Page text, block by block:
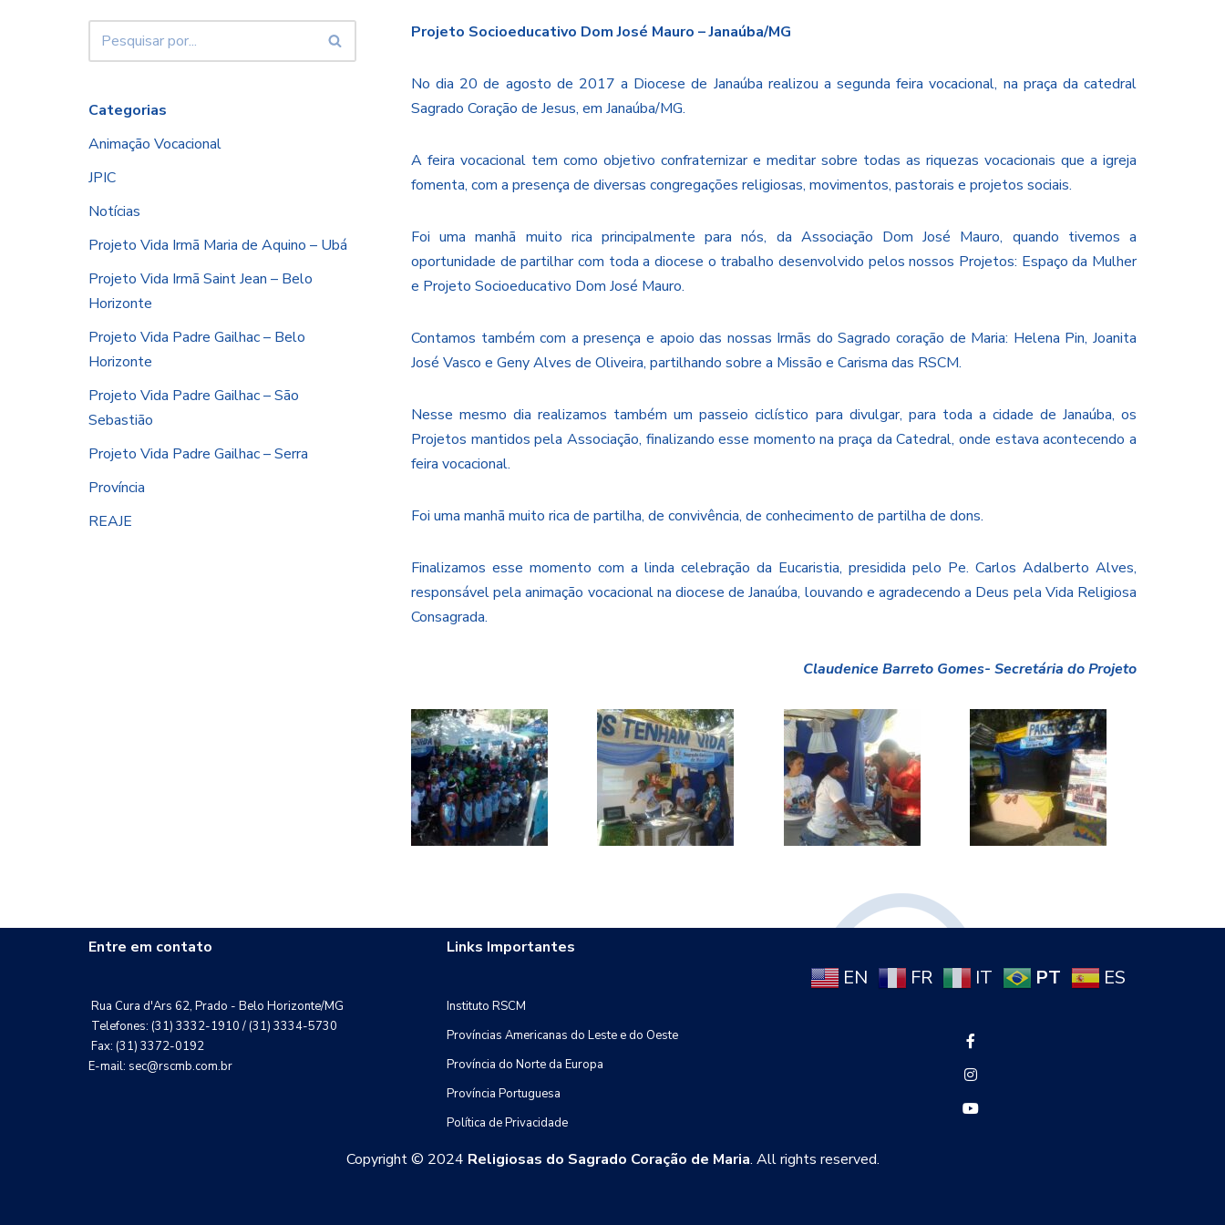
Categorias
Animação Vocacional
JPIC
Notícias
Projeto Vida Irmã Maria de Aquino – Ubá
Projeto Vida Irmã Saint Jean – Belo
Horizonte
Projeto Vida Padre Gailhac – Belo
Horizonte
Projeto Vida Padre Gailhac – São
Sebastião
Projeto Vida Padre Gailhac – Serra
Província
REAJE
Projeto Socioeducativo Dom José Mauro – Janaúba/MG
No dia 20 de agosto de 2017 a Diocese de Janaúba realizou a segunda feira vocacional, na praça da catedral
Sagrado Coração de Jesus, em Janaúba/MG.
A feira vocacional tem como objetivo confraternizar e meditar sobre todas as riquezas vocacionais que a igreja
fomenta, com a presença de diversas congregações religiosas, movimentos, pastorais e projetos sociais.
Foi uma manhã muito rica principalmente para nós, da Associação Dom José Mauro, quando tivemos a
oportunidade de partilhar com toda a diocese o trabalho desenvolvido pelos nossos Projetos: Espaço da Mulher
e Projeto Socioeducativo Dom José Mauro.
Contamos também com a presença e apoio das nossas Irmãs do Sagrado coração de Maria: Helena Pin, Joanita
José Vasco e Geny Alves de Oliveira, partilhando sobre a Missão e Carisma das RSCM.
Nesse mesmo dia realizamos também um passeio ciclístico para divulgar, para toda a cidade de Janaúba, os
Projetos mantidos pela Associação, finalizando esse momento na praça da Catedral, onde estava acontecendo a
feira vocacional.
Foi uma manhã muito rica de partilha, de convivência, de conhecimento de partilha de dons.
Finalizamos esse momento com a linda celebração da Eucaristia, presidida pelo Pe. Carlos Adalberto Alves,
responsável pela animação vocacional na diocese de Janaúba, louvando e agradecendo a Deus pela Vida Religiosa
Consagrada.
Claudenice Barreto Gomes- Secretária do Projeto
Entre em contato
Rua Cura d'Ars 62, Prado - Belo Horizonte/MG
Telefones: (31) 3332-1910 / (31) 3334-5730
Fax: (31) 3372-0192
E-mail: sec@rscmb.com.br
Links Importantes
Instituto RSCM
Províncias Americanas do Leste e do Oeste
Província do Norte da Europa
Província Portuguesa
Política de Privacidade
EN FR IT PT ES
Copyright © 2024 Religiosas do Sagrado Coração de Maria. All rights reserved.